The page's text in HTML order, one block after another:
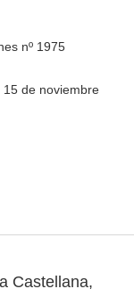
nº 1975
15 de noviembre
Castellana,